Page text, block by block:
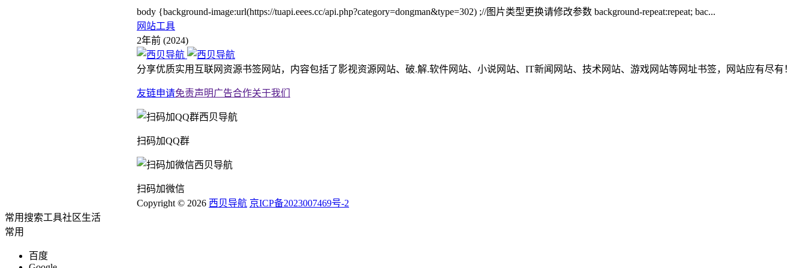
body {background-image:url(https://tuapi.eees.cc/api.php?category=dongman&type=302) ;//图片类型更换请修改参数 background-repeat:repeat; bac...
网站工具
2年前 (2024)
分享优质实用互联网资源书签网站，内容包括了影视资源网站、破.解.软件网站、小说网站、IT新闻网站、技术网站、游戏网站等网址书签，网站应有尽有！
友链申请免责声明广告合作关于我们
扫码加QQ群
扫码加微信
Copyright © 2026 西贝导航 京ICP备2023007469号-2
常用搜索工具社区生活
常用
百度